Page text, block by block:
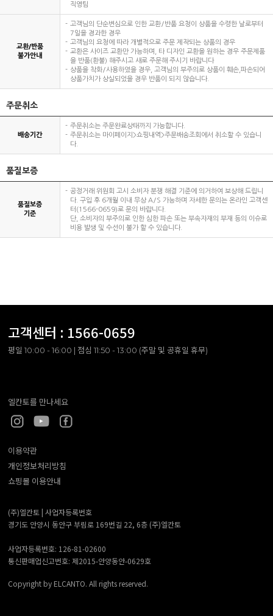
직영팀
교환/반품
불가안내
고객님의 단순변심으로 인한 교환/반품 요청이 상품을 수령한 날로부터
7일을 경과한 경우
고객님의 요청에 따라 개별적으로 주문 제작되는 상품의 경우
교환은 사이즈 교환만 가능하며, 타 디자인 교환을 원하는 경우 주문제품
을 반품(환불) 해주시고 새로 주문해 주시기 바랍니다
상품을 착화/사용하였을 경우, 고객님의 부주의로 상품이 훼손,파손되어
상품가치가 상실되었을 경우 반품이 되지 않습니다.
주문취소
배송기간
주문취소는 주문완료상태까지 가능합니다.
주문취소는 마이페이지>쇼핑내역>주문배송조회에서 취소할 수 있습니
다.
품질보증
품질보증
기준
공정거래 위원회 고시 소비자 분쟁 해결 기준에 의거하여 보상해 드립니
다. 구입 후 6개월 이내 무상 A/S 가능하며 자세한 문의는 온라인 고객센
터(1566-0659)로 문의 바랍니다.
단, 소비자의 부주의로 인한 심한 파손 또는 부속자재의 부재 등의 이슈로
비용 발생 및 수선이 불가 할 수 있습니다.
고객센터 : 1566-0659
평일 10:00 - 16:00 | 점심 11:50 - 13:00 (주말 및 공휴일 휴무)
엘칸토를 만나세요
이용약관
개인정보처리방침
쇼핑몰 이용안내
(주)엘칸토 | 사업자등록번호
경기도 안양시 동안구 부림로 169번길 22, 6층 (주)엘칸토
사업자등록번호: 126-81-02600
통신판매업신고번호: 제2015-안양동안-0629호
Copyright by ELCANTO. All rights reserved.